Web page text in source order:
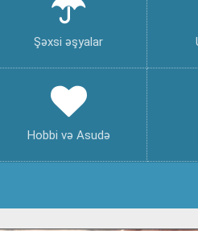
Şəxsi əşyalar
Hobbi və Asudə